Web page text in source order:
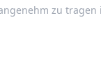
zu tragen